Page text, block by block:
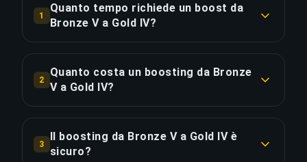
1
Quanto tempo richiede un boost da
Bronze V a Gold IV?
tipicamente 6-12 ore. Con Ordine Prioritario, la
consegna è circa il 25% più veloce.
2
Quanto costa un boosting da Bronze
V a Gold IV?
per l'opzione standard. L'Ordine Prioritario costa
€43.60, mentre il Pacchetto Completo con
3
Il boosting da Bronze V a Gold IV è
sicuro?